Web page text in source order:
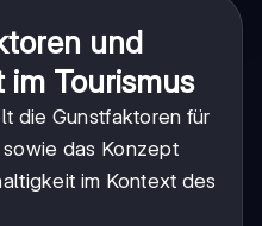
und
Tourismus
die Gunstfaktoren für
das Konzept
im Kontext des